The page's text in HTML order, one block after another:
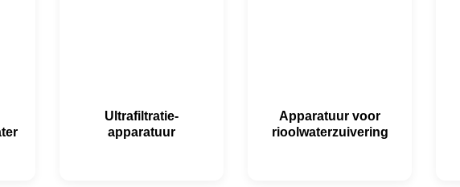
Ultrafiltratie-
apparatuur
Apparatuur voor
rioolwaterzuivering